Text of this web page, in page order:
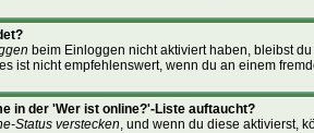
beim Einloggen nicht aktiviert haben, bleibst
ist nicht empfehlenswert, wenn du an einem
in der 'Wer ist online?'-Liste auftaucht?
Status verstecken, und wenn du diese aktivierst,